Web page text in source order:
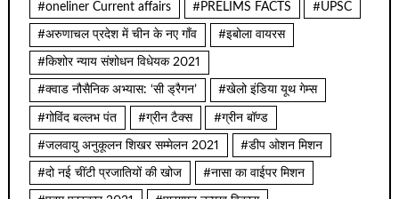
#oneliner Current affairs #PRELIMS FACTS #UPSC
#अरुणाचल प्रदेश में चीन के नए गाँव #इबोला वायरस
#किशोर न्याय संशोधन विधेयक 2021
#क्वाड नौसैनिक अभ्यास: ‘सी ड्रैगन’ #खेलो इंडिया यूथ गेम्स
#गोविंद बल्लभ पंत #ग्रीन टैक्स #ग्रीन बॉण्ड
#जलवायु अनुकूलन शिखर सम्मेलन 2021 #डीप ओशन मिशन
#दो नई चींटी प्रजातियों की खोज #नासा का वाईपर मिशन